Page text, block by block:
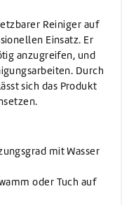
Reiniger auf
Einsatz. Er
anzugreifen, und
Durch
sich das Produkt
mit Wasser
oder Tuch auf